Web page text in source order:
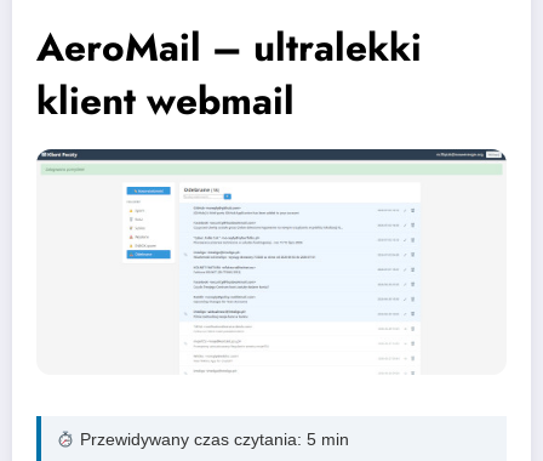
AeroMail – ultralekki
klient webmail
Przewidywany czas czytania: 5 min